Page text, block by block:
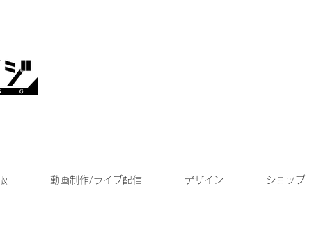
動画制作/ライブ配信 デザイン ショップ